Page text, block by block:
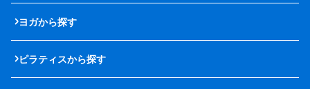
ヨガから探す
ピラティスから探す